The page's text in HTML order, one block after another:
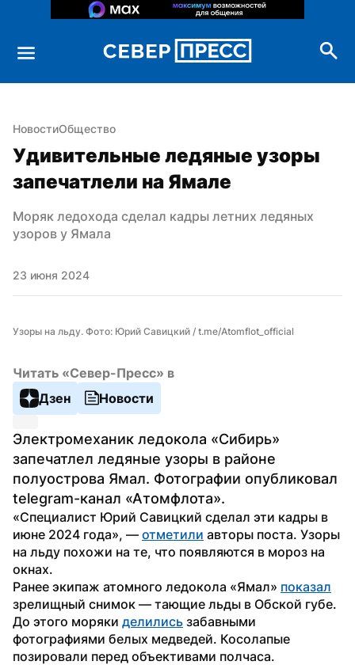
НовостиОбщество
Удивительные ледяные узоры
запечатлели на Ямале
Моряк ледохода сделал кадры летних ледяных
узоров у Ямала
23 июня 2024
Узоры на льду. Фото: Юрий Савицкий / t.me/Atomflot_official
Читать «Север-Пресс» в
Дзен
Новости
Электромеханик ледокола «Сибирь»
запечатлел ледяные узоры в районе
полуострова Ямал. Фотографии опубликовал
telegram-канал «Атомфлота».
«Специалист Юрий Савицкий сделал эти кадры в
июне 2024 года», — отметили авторы поста. Узоры
на льду похожи на те, что появляются в мороз на
окнах.
Ранее экипаж атомного ледокола «Ямал» показал
зрелищный снимок — тающие льды в Обской губе.
До этого моряки делились забавными
фотографиями белых медведей. Косолапые
позировали перед объективами полчаса.